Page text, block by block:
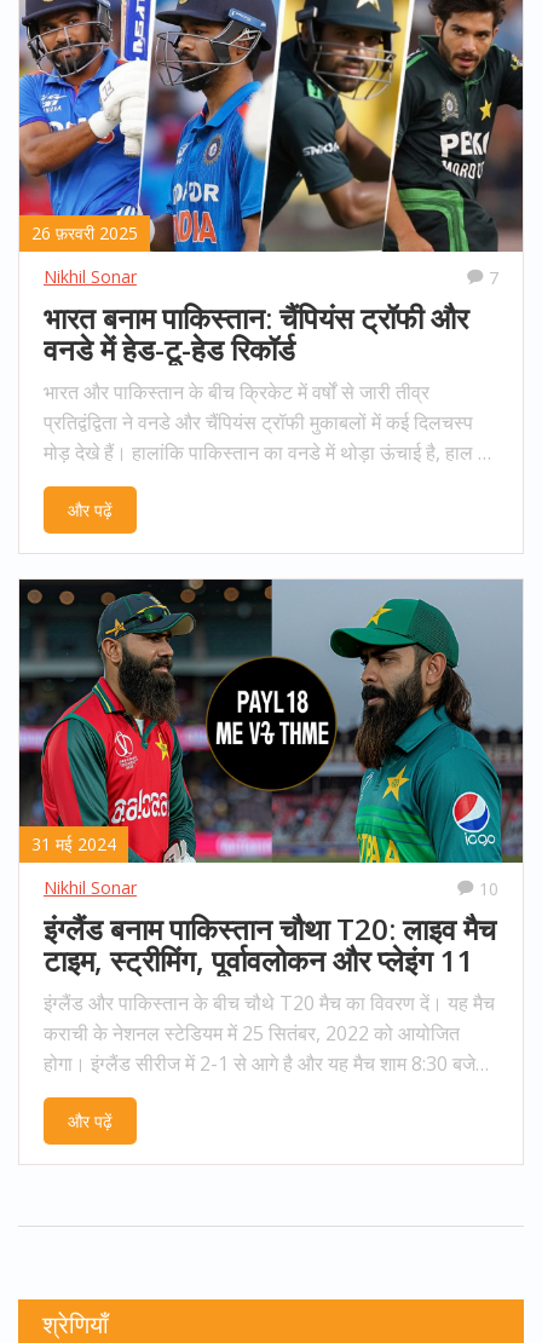
26 फ़रवरी 2025
Nikhil Sonar
7
भारत बनाम पाकिस्तान: चैंपियंस ट्रॉफी और
वनडे में हेड-टू-हेड रिकॉर्ड
भारत और पाकिस्तान के बीच क्रिकेट में वर्षों से जारी तीव्र
प्रतिद्वंद्विता ने वनडे और चैंपियंस ट्रॉफी मुकाबलों में कई दिलचस्प
मोड़ देखे हैं। हालांकि पाकिस्तान का वनडे में थोड़ा ऊंचाई है, हाल के
मुकाबले में भारत ने महत्वपूर्ण जीतें दर्ज की हैं। 2025 में दुबई में होने
वाला मुकाबला पाकिस्तान के लिए महत्वपूर्ण है, जहां हार उन्हें टूर्नामेंट
और पढ़ें
31 मई 2024
Nikhil Sonar
10
इंग्लैंड बनाम पाकिस्तान चौथा T20: लाइव मैच
टाइम, स्ट्रीमिंग, पूर्वावलोकन और प्लेइंग 11
इंग्लैंड और पाकिस्तान के बीच चौथे T20 मैच का विवरण दें। यह मैच
कराची के नेशनल स्टेडियम में 25 सितंबर, 2022 को आयोजित
होगा। इंग्लैंड सीरीज में 2-1 से आगे है और यह मैच शाम 8:30 बजे
IST (3:00 PM GMT) से शुरू होगा। मैच के लाइव स्ट्रीमिंग के
विकल्प और योजनाबद्ध प्लेइंग 11 के बारे में जानकारी भी शामिल है।
और पढ़ें
श्रेणियाँ